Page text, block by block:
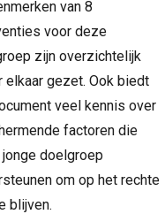
van 8
voor deze
zijn overzichtelijk
elkaar gezet. Ook biedt
veel kennis over
factoren die
doelgroep
om op het rechte
blijven.